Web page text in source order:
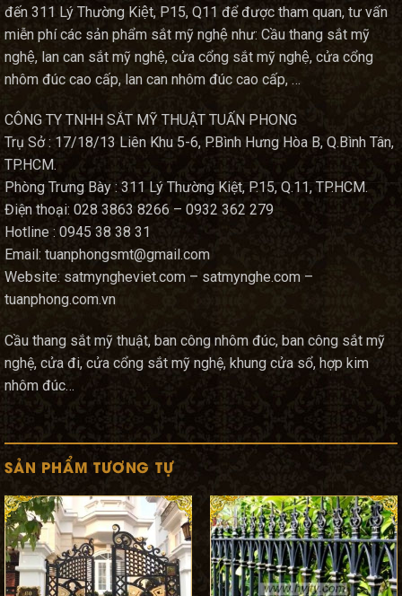
đến 311 Lý Thường Kiệt, P15, Q11 để được tham quan, tư vấn
miễn phí các sản phẩm sắt mỹ nghệ như: Cầu thang sắt mỹ
nghệ, lan can sắt mỹ nghệ, cửa cổng sắt mỹ nghệ, cửa cổng
nhôm đúc cao cấp, lan can nhôm đúc cao cấp, …
CÔNG TY TNHH SẮT MỸ THUẬT TUẤN PHONG
Trụ Sở : 17/18/13 Liên Khu 5-6, P.Bình Hưng Hòa B, Q.Bình Tân,
TP.HCM.
Phòng Trưng Bày : 311 Lý Thường Kiệt, P.15, Q.11, TP.HCM.
Điện thoại: 028 3863 8266 – 0932 362 279
Hotline : 0945 38 38 31
Email: tuanphongsmt@gmail.com
Website: satmyngheviet.com – satmynghe.com –
tuanphong.com.vn
Cầu thang sắt mỹ thuật, ban công nhôm đúc, ban công sắt mỹ
nghệ, cửa đi, cửa cổng sắt mỹ nghệ, khung cửa sổ, hợp kim
nhôm đúc…
SẢN PHẨM TƯƠNG TỰ